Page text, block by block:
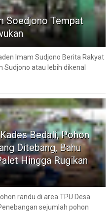
Soedjono Tempat
Imam Sudjono Berita Rakyat
Sudjono atau lebih dikenal
Bedali, Pohon
Ditebang, Bahu
Hingga Rugikan
randu di area TPU Desa
sejumlah pohon